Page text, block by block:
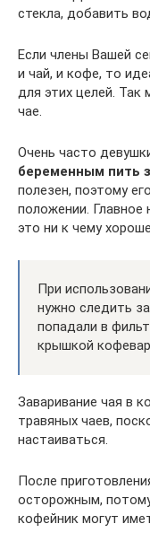
стекла, добавить
Если члены Вашей
и чай, и кофе, то
для этих целей. Так
чае.
Очень часто
беременным пить
полезен, поэтому
положении. Главное
это ни к чему
При
нужно следить
попадали в
крышкой
Заваривание чая в
травяных чаев,
настаиваться.
После
осторожным,
кофейник могут